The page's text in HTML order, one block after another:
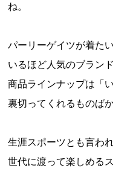
ね。
パーリーゲイツが着た
いるほど人気のブラン
商品ラインナップは「
裏切ってくれるものば
生涯スポーツとも言わ
世代に渡って楽しめる